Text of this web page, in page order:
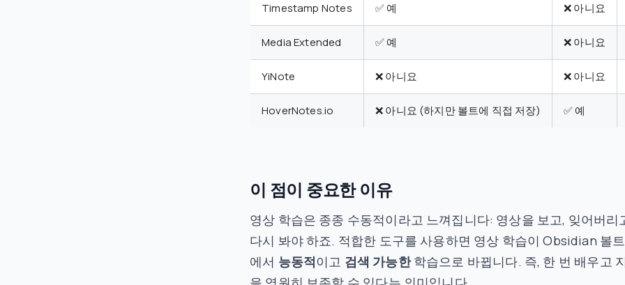
Timestamp Notes ✅ 예 ❌ 아니요
Media Extended ✅ 예 ❌ 아니요
YiNote ❌ 아니요 ❌ 아니요
HoverNotes.io ❌ 아니요 (하지만 볼트에 직접 저장) ✅ 예
이 점이 중요한 이유
영상 학습은 종종 수동적이라고 느껴집니다: 영상을 보고, 잊어버리
다시 봐야 하죠. 적합한 도구를 사용하면 영상 학습이 Obsidian 볼
에서 능동적이고 검색 가능한학습으로 바뀝니다. 즉, 한 번 배우고